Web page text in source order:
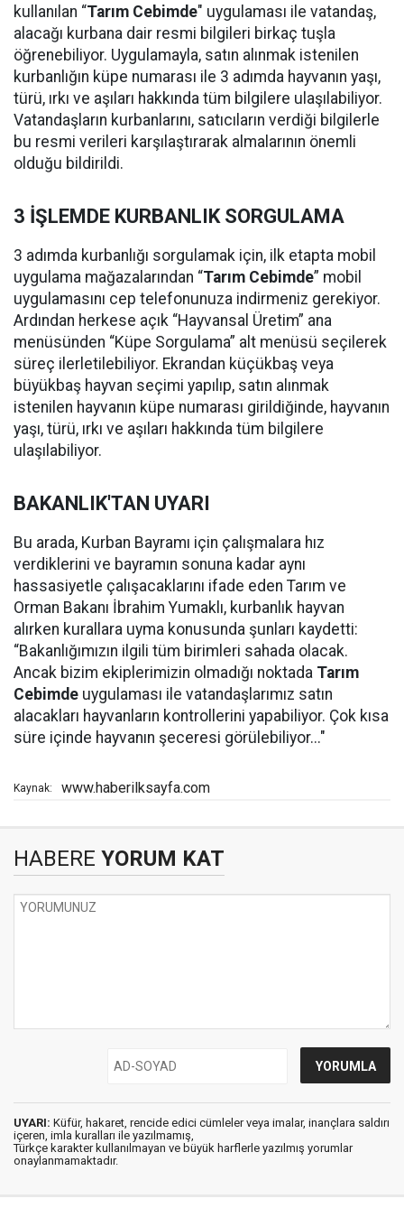
kullanılan “Tarım Cebimde" uygulaması ile vatandaş,
alacağı kurbana dair resmi bilgileri birkaç tuşla
öğrenebiliyor. Uygulamayla, satın alınmak istenilen
kurbanlığın küpe numarası ile 3 adımda hayvanın yaşı,
türü, ırkı ve aşıları hakkında tüm bilgilere ulaşılabiliyor.
Vatandaşların kurbanlarını, satıcıların verdiği bilgilerle
bu resmi verileri karşılaştırarak almalarının önemli
olduğu bildirildi.
3 İŞLEMDE KURBANLIK SORGULAMA
3 adımda kurbanlığı sorgulamak için, ilk etapta mobil
uygulama mağazalarından “Tarım Cebimde” mobil
uygulamasını cep telefonunuza indirmeniz gerekiyor.
Ardından herkese açık “Hayvansal Üretim” ana
menüsünden “Küpe Sorgulama” alt menüsü seçilerek
süreç ilerletilebiliyor. Ekrandan küçükbaş veya
büyükbaş hayvan seçimi yapılıp, satın alınmak
istenilen hayvanın küpe numarası girildiğinde, hayvanın
yaşı, türü, ırkı ve aşıları hakkında tüm bilgilere
ulaşılabiliyor.
BAKANLIK'TAN UYARI
Bu arada, Kurban Bayramı için çalışmalara hız
verdiklerini ve bayramın sonuna kadar aynı
hassasiyetle çalışacaklarını ifade eden Tarım ve
Orman Bakanı İbrahim Yumaklı, kurbanlık hayvan
alırken kurallara uyma konusunda şunları kaydetti:
“Bakanlığımızın ilgili tüm birimleri sahada olacak.
Ancak bizim ekiplerimizin olmadığı noktada Tarım
Cebimde uygulaması ile vatandaşlarımız satın
alacakları hayvanların kontrollerini yapabiliyor. Çok kısa
süre içinde hayvanın şeceresi görülebiliyor..."
Kaynak: www.haberilksayfa.com
HABERE YORUM KAT
UYARI: Küfür, hakaret, rencide edici cümleler veya imalar, inançlara saldırı
içeren, imla kuralları ile yazılmamış,
Türkçe karakter kullanılmayan ve büyük harflerle yazılmış yorumlar
onaylanmamaktadır.